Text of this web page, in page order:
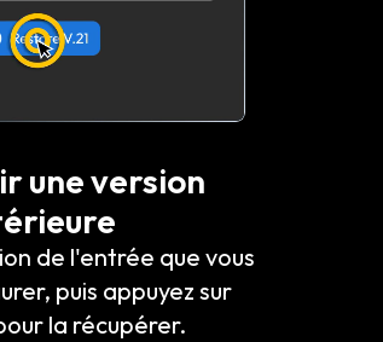
une version
de l'entrée que vous
puis appuyez sur
la récupérer.